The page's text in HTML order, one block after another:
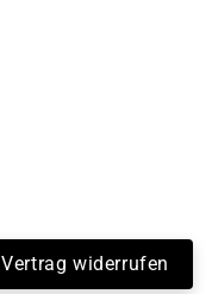
Vertrag widerrufen